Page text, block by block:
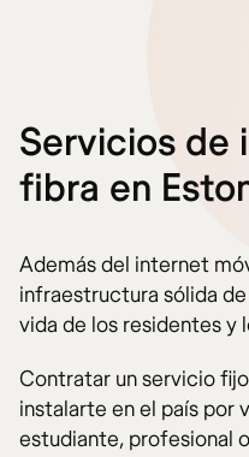
Servicios de
fibra en
Además del internet
infraestructura sólida
vida de los residentes y
Contratar un servicio
instalarte en el país por
estudiante, profesional